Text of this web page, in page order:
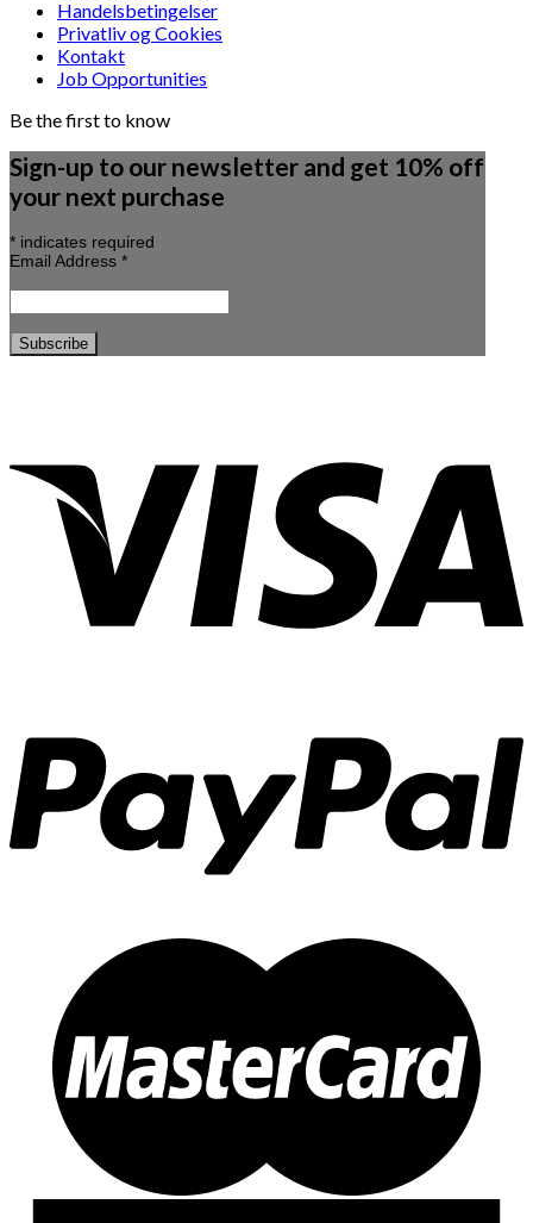
Handelsbetingelser
Privatliv og Cookies
Kontakt
Job Opportunities
Be the first to know
Sign-up to our newsletter and get 10% off
your next purchase
* indicates required
Email Address *